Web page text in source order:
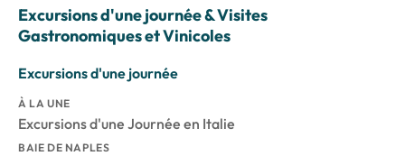
Excursions d'une journée & Visites
Gastronomiques et Vinicoles
Excursions d'une journée
À LA UNE
Excursions d'une Journée en Italie
BAIE DE NAPLES